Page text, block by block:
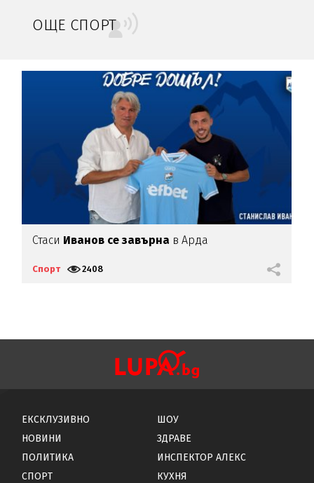
ОЩЕ СПОРТ
Стаси Иванов се завърна в Арда
Спорт 2408
ЕКСКЛУЗИВНО
НОВИНИ
ПОЛИТИКА
СПОРТ
ШОУ
ЗДРАВЕ
ИНСПЕКТОР АЛЕКС
КУХНЯ